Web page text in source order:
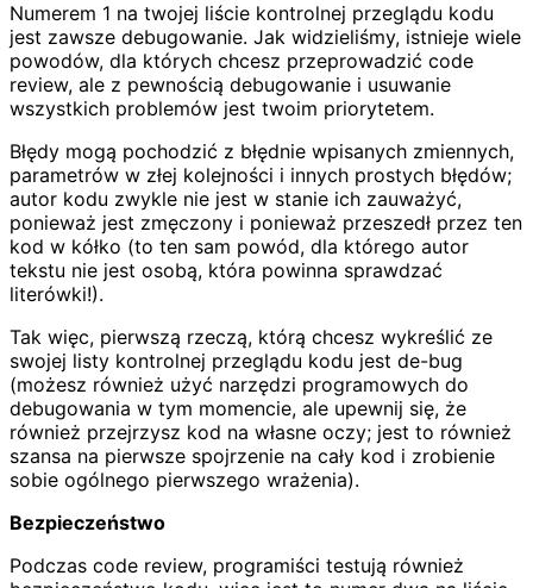
Numerem 1 na twojej liście kontrolnej przeglądu kodu
jest zawsze debugowanie. Jak widzieliśmy, istnieje wiele
powodów, dla których chcesz przeprowadzić code
review, ale z pewnością debugowanie i usuwanie
wszystkich problemów jest twoim priorytetem.
Błędy mogą pochodzić z błędnie wpisanych zmiennych,
parametrów w złej kolejności i innych prostych błędów;
autor kodu zwykle nie jest w stanie ich zauważyć,
ponieważ jest zmęczony i ponieważ przeszedł przez ten
kod w kółko (to ten sam powód, dla którego autor
tekstu nie jest osobą, która powinna sprawdzać
literówki!).
Tak więc, pierwszą rzeczą, którą chcesz wykreślić ze
swojej listy kontrolnej przeglądu kodu jest de-bug
(możesz również użyć narzędzi programowych do
debugowania w tym momencie, ale upewnij się, że
również przejrzysz kod na własne oczy; jest to również
szansa na pierwsze spojrzenie na cały kod i zrobienie
sobie ogólnego pierwszego wrażenia).
Bezpieczeństwo
Podczas code review, programiści testują również